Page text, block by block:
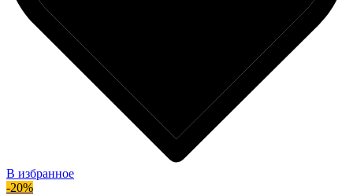
В избранное
-20%